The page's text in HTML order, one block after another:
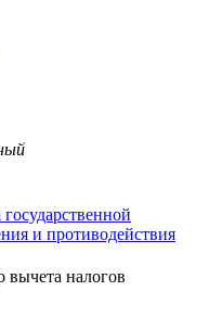
и противодействия
вычета налогов